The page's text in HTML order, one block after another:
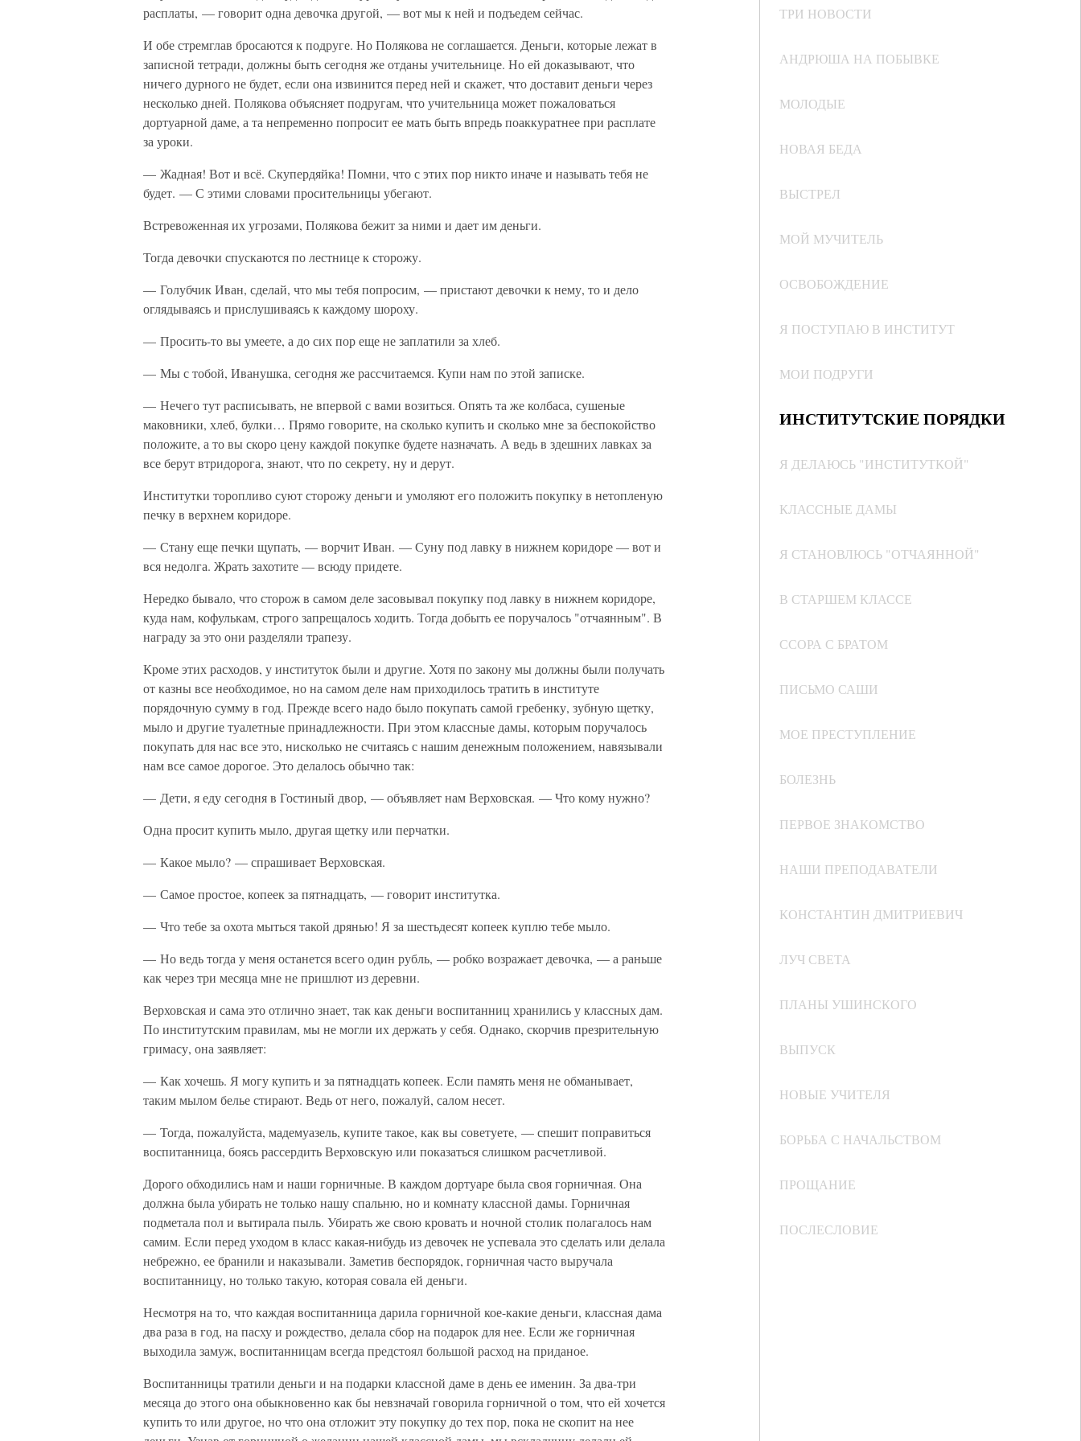
ТРИ НОВОСТИ
АНДРЮША НА ПОБЫВКЕ
МОЛОДЫЕ
НОВАЯ БЕДА
ВЫСТРЕЛ
МОЙ МУЧИТЕЛЬ
ОСВОБОЖДЕНИЕ
Я ПОСТУПАЮ В ИНСТИТУТ
МОИ ПОДРУГИ
ИНСТИТУТСКИЕ ПОРЯДКИ
Я ДЕЛАЮСЬ "ИНСТИТУТКОЙ"
КЛАССНЫЕ ДАМЫ
Я СТАНОВЛЮСЬ "ОТЧАЯННОЙ"
В СТАРШЕМ КЛАССЕ
ССОРА С БРАТОМ
ПИСЬМО САШИ
МОЕ ПРЕСТУПЛЕНИЕ
БОЛЕЗНЬ
ПЕРВОЕ ЗНАКОМСТВО
НАШИ ПРЕПОДАВАТЕЛИ
КОНСТАНТИН ДМИТРИЕВИЧ
ЛУЧ СВЕТА
ПЛАНЫ УШИНСКОГО
ВЫПУСК
НОВЫЕ УЧИТЕЛЯ
БОРЬБА С НАЧАЛЬСТВОМ
ПРОЩАНИЕ
ПОСЛЕСЛОВИЕ
расплаты, — говорит одна девочка другой, — вот мы к ней и подъедем сейчас.
И обе стремглав бросаются к подруге. Но Полякова не соглашается. Деньги, которые лежат в
записной тетради, должны быть сегодня же отданы учительнице. Но ей доказывают, что
ничего дурного не будет, если она извинится перед ней и скажет, что доставит деньги через
несколько дней. Полякова объясняет подругам, что учительница может пожаловаться
дортуарной даме, а та непременно попросит ее мать быть впредь поаккуратнее при расплате
за уроки.
— Жадная! Вот и всё. Скупердяйка! Помни, что с этих пор никто иначе и называть тебя не
будет. — С этими словами просительницы убегают.
Встревоженная их угрозами, Полякова бежит за ними и дает им деньги.
Тогда девочки спускаются по лестнице к сторожу.
— Голубчик Иван, сделай, что мы тебя попросим, — пристают девочки к нему, то и дело
оглядываясь и прислушиваясь к каждому шороху.
— Просить-то вы умеете, а до сих пор еще не заплатили за хлеб.
— Мы с тобой, Иванушка, сегодня же рассчитаемся. Купи нам по этой записке.
— Нечего тут расписывать, не впервой с вами возиться. Опять та же колбаса, сушеные
маковники, хлеб, булки… Прямо говорите, на сколько купить и сколько мне за беспокойство
положите, а то вы скоро цену каждой покупке будете назначать. А ведь в здешних лавках за
все берут втридорога, знают, что по секрету, ну и дерут.
Институтки торопливо суют сторожу деньги и умоляют его положить покупку в нетопленую
печку в верхнем коридоре.
— Стану еще печки щупать, — ворчит Иван. — Суну под лавку в нижнем коридоре — вот и
вся недолга. Жрать захотите — всюду придете.
Нередко бывало, что сторож в самом деле засовывал покупку под лавку в нижнем коридоре,
куда нам, кофулькам, строго запрещалось ходить. Тогда добыть ее поручалось "отчаянным". В
награду за это они разделяли трапезу.
Кроме этих расходов, у институток были и другие. Хотя по закону мы должны были получать
от казны все необходимое, но на самом деле нам приходилось тратить в институте
порядочную сумму в год. Прежде всего надо было покупать самой гребенку, зубную щетку,
мыло и другие туалетные принадлежности. При этом классные дамы, которым поручалось
покупать для нас все это, нисколько не считаясь с нашим денежным положением, навязывали
нам все самое дорогое. Это делалось обычно так:
— Дети, я еду сегодня в Гостиный двор, — объявляет нам Верховская. — Что кому нужно?
Одна просит купить мыло, другая щетку или перчатки.
— Какое мыло? — спрашивает Верховская.
— Самое простое, копеек за пятнадцать, — говорит институтка.
— Что тебе за охота мыться такой дрянью! Я за шестьдесят копеек куплю тебе мыло.
— Но ведь тогда у меня останется всего один рубль, — робко возражает девочка, — а раньше
как через три месяца мне не пришлют из деревни.
Верховская и сама это отлично знает, так как деньги воспитанниц хранились у классных дам.
По институтским правилам, мы не могли их держать у себя. Однако, скорчив презрительную
гримасу, она заявляет:
— Как хочешь. Я могу купить и за пятнадцать копеек. Если память меня не обманывает,
таким мылом белье стирают. Ведь от него, пожалуй, салом несет.
— Тогда, пожалуйста, мадемуазель, купите такое, как вы советуете, — спешит поправиться
воспитанница, боясь рассердить Верховскую или показаться слишком расчетливой.
Дорого обходились нам и наши горничные. В каждом дортуаре была своя горничная. Она
должна была убирать не только нашу спальню, но и комнату классной дамы. Горничная
подметала пол и вытирала пыль. Убирать же свою кровать и ночной столик полагалось нам
самим. Если перед уходом в класс какая-нибудь из девочек не успевала это сделать или делала
небрежно, ее бранили и наказывали. Заметив беспорядок, горничная часто выручала
воспитанницу, но только такую, которая совала ей деньги.
Несмотря на то, что каждая воспитанница дарила горничной кое-какие деньги, классная дама
два раза в год, на пасху и рождество, делала сбор на подарок для нее. Если же горничная
выходила замуж, воспитанницам всегда предстоял большой расход на приданое.
Воспитанницы тратили деньги и на подарки классной даме в день ее именин. За два-три
месяца до этого она обыкновенно как бы невзначай говорила горничной о том, что ей хочется
купить то или другое, но что она отложит эту покупку до тех пор, пока не скопит на нее